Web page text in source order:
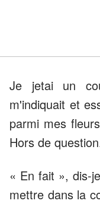
Je jetai un
m'indiquait et
parmi mes
Hors de
« En fait », dis-
mettre dans la